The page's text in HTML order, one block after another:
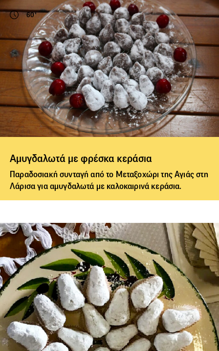
60'
Αμυγδαλωτά με φρέσκα κεράσια
Παραδοσιακή συνταγή από το Μεταξοχώρι της Αγιάς στη
Λάρισα γιααμυγδαλωτά με καλοκαιρινά κεράσια.